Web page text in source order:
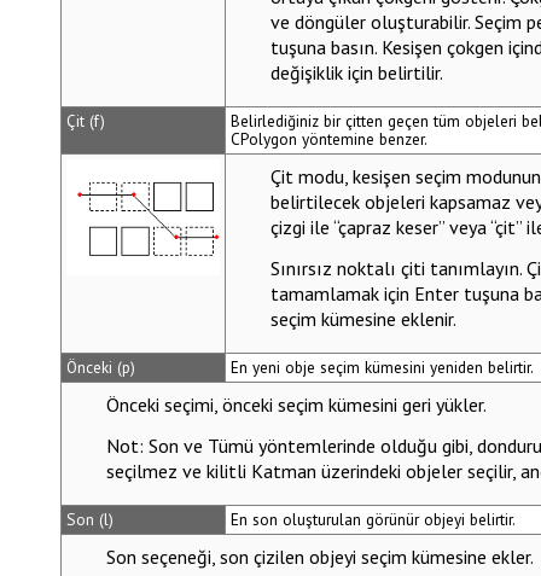
ve döngüler oluşturabilir. Seçim
tuşuna basın. Kesişen çokgen
değişiklik için belirtilir.
Çit (f)
Belirlediğiniz bir çitten geçen tüm objeleri
CPolygon yöntemine benzer.
Çitmodu, kesişen seçim
belirtilecek objeleri kapsamaz
çizgi ile “çapraz keser” veya “çit”
Sınırsız noktalı çiti tanımlayın.
tamamlamak için Entertuşuna
seçim kümesine eklenir.
Önceki (p) En yeni obje seçim kümesini yeniden belirtir.
Önceki seçimi, önceki seçim kümesini geri yükler.
Not: Son ve Tümüyöntemlerinde olduğu gibi,
seçilmez ve kilitli Katman üzerindeki objeler seçilir,
Son (l) En son oluşturulan görünür objeyi belirtir.
Son seçeneği, son çizilen objeyi seçim kümesine ekler.